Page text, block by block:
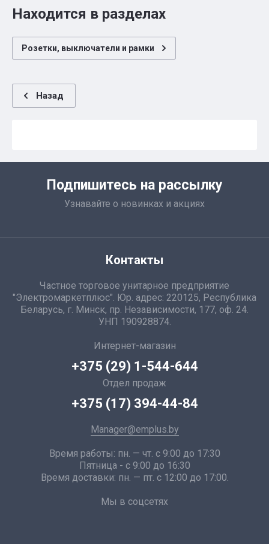
Находится в разделах
Розетки, выключатели и рамки
Назад
Подпишитесь на рассылку
Узнавайте о новинках и акциях
Контакты
Частное торговое унитарное предприятие
"Электромаркетплюс". Юр. адрес: 220125, Республика
Беларусь, г. Минск, пр. Независимости, 177, оф. 24.
УНП 190928874.
Интернет-магазин
+375 (29) 1-544-644
Отдел продаж
+375 (17) 394-44-84
Manager@emplus.by
Время работы: пн. — чт. с 9:00 до 17:30
Пятница - с 9:00 до 16:30
Время доставки: пн. — пт. с 12:00 до 17:00.
Мы в соцсетях